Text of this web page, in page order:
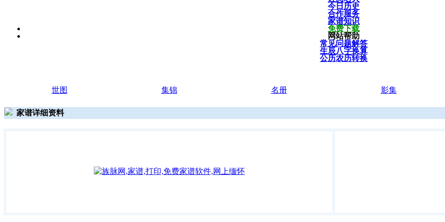
今日历史
合作服务
家谱知识
免费下载
网站帮助
常见问题解答
生辰八字换算
公历农历转换
世图 集锦 名册 影集
家谱详细资料